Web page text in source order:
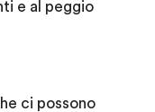
e al peggio
ci possono